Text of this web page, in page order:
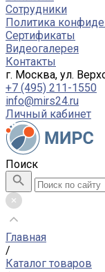
Сотрудники
Политика
Сертификаты
Видеогалерея
Контакты
г. Москва, ул.
+7 (495) 211-1550
info@mirs24.ru
Личный кабинет
Поиск
Главная
/
Каталог товаров